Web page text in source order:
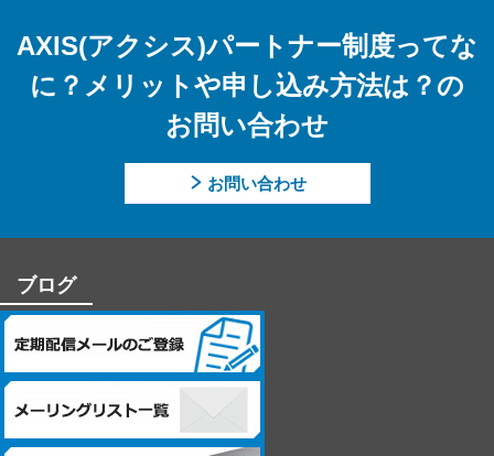
らせください。
【個人情報提供の任意性及びその結果について】
当社への個人情報の提供については本人の任意です。ただし、
提供頂けない個人情報の種類によっては、【個人情報の利用目
的】に記載した業務ができない場合があります。
【個人情報に関するお問合せ先】
「開示等のご請求」「苦情・お問合せ」「個人情報保護方針」
－個人情報に関するお問合せ先－
〒060-0807 北海道札幌市北区北7条西4丁目1番地2 KDX札幌ビル
7F
株式会社システム・ケイ 「個人情報窓口」
TEL：011-299-4416
個人情報保護管理者：管理本部 駒場 諭
AXIS(アクシス)パートナー制度ってな
に？メリットや申し込み方法は？の
お問い合わせ
お問い合わせ
ブログ